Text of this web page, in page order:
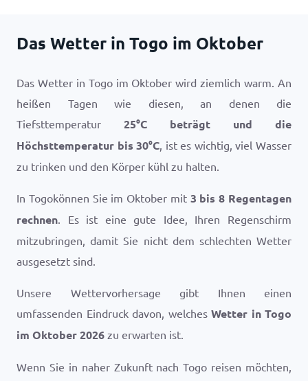
Das Wetter in Togo im Oktober
Das Wetter in Togo im Oktober wird ziemlich warm. An
heißen Tagen wie diesen, an denen die
Tiefsttemperatur 25°C beträgt und die
Höchsttemperatur bis30°C, ist es wichtig, viel Wasser
zu trinken und den Körper kühl zu halten.
In Togokönnen Sie im Oktober mit 3 bis 8 Regentagen
rechnen. Es ist eine gute Idee, Ihren Regenschirm
mitzubringen, damit Sie nicht dem schlechten Wetter
ausgesetzt sind.
Unsere Wettervorhersage gibt Ihnen einen
umfassenden Eindruck davon, welches Wetter in Togo
im Oktober 2026 zu erwarten ist.
Wenn Sie in naher Zukunft nach Togo reisen möchten,